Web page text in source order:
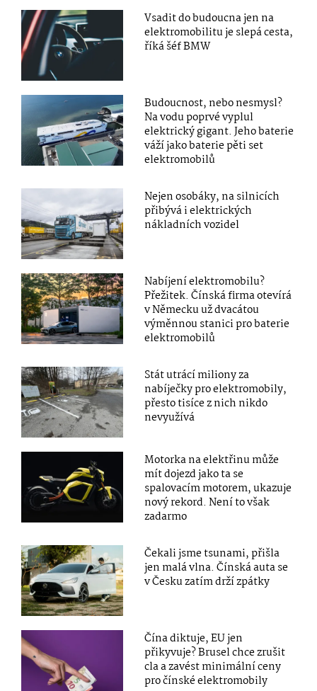
Vsadit do budoucna jen na
elektromobilitu je slepá cesta,
říká šéf BMW
Budoucnost, nebo nesmysl?
Na vodu poprvé vyplul
elektrický gigant. Jeho baterie
váží jako baterie pěti set
elektromobilů
Nejen osobáky, na silnicích
přibývá i elektrických
nákladních vozidel
Nabíjení elektromobilu?
Přežitek. Čínská firma otevírá
v Německu už dvacátou
výměnnou stanici pro baterie
elektromobilů
Stát utrácí miliony za
nabíječky pro elektromobily,
přesto tisíce z nich nikdo
nevyužívá
Motorka na elektřinu může
mít dojezd jako ta se
spalovacím motorem, ukazuje
nový rekord. Není to však
zadarmo
Čekali jsme tsunami, přišla
jen malá vlna. Čínská auta se
v Česku zatím drží zpátky
Čína diktuje, EU jen
přikyvuje? Brusel chce zrušit
cla a zavést minimální ceny
pro čínské elektromobily